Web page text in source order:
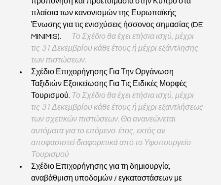
πλαίσια των κανονισμών της Ευρωπαϊκής
Ένωσης για τις ενισχύσεις ήσσονος σημασίας (DE
MINIMIS).
Το Σχέδιο θα έχει ετήσια ισχύ, μέχρι
τις 31 Δεκεμβρίου κάθε έτους ή μέχρι εξάντλησης
των πιστώσεων.
Σχέδιο Επιχορήγησης Για Την Οργάνωση
Ταξιδιών Εξοικείωσης Για Τις Ειδικές Μορφές
Τουρισμού.
Το Σχέδιο θα έχει ετήσια ισχύ, μέχρι
τις 31 Δεκεμβρίου κάθε έτους ή μέχρι εξαντλήσεως
των σχετικών πιστώσεων. Θα ανανεώνεται
αυτόματα για το επόμενο  έτος, εκτός αν
αποφασιστεί διαφορετικά από το Υφυπουργείο
Τουρισμού
Σχέδιο Επιχορήγησης για τη δημιουργία,
αναβάθμιση υποδομών / εγκαταστάσεων με